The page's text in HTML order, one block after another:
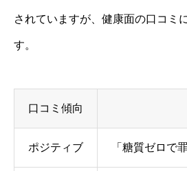
されていますが、健康面の口コミ
す。
口コミ傾向
ポジティブ 「糖質ゼロで